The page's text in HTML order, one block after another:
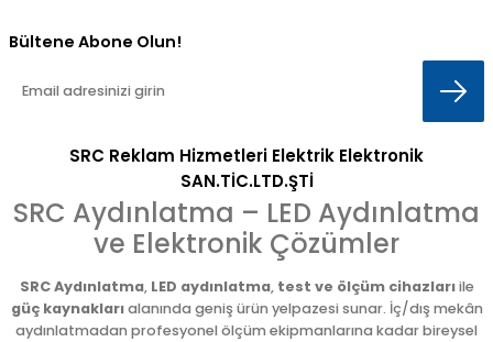
Bültene Abone Olun!
SRC Reklam Hizmetleri Elektrik Elektronik
SAN.TİC.LTD.ŞTİ
SRC Aydınlatma – LED Aydınlatma
ve Elektronik Çözümler
SRC Aydınlatma, LED aydınlatma, test ve ölçüm cihazlarıile
güç kaynaklarıalanında geniş ürün yelpazesi sunar. İç/dış mekân
aydınlatmadan profesyonel ölçüm ekipmanlarına kadar bireysel